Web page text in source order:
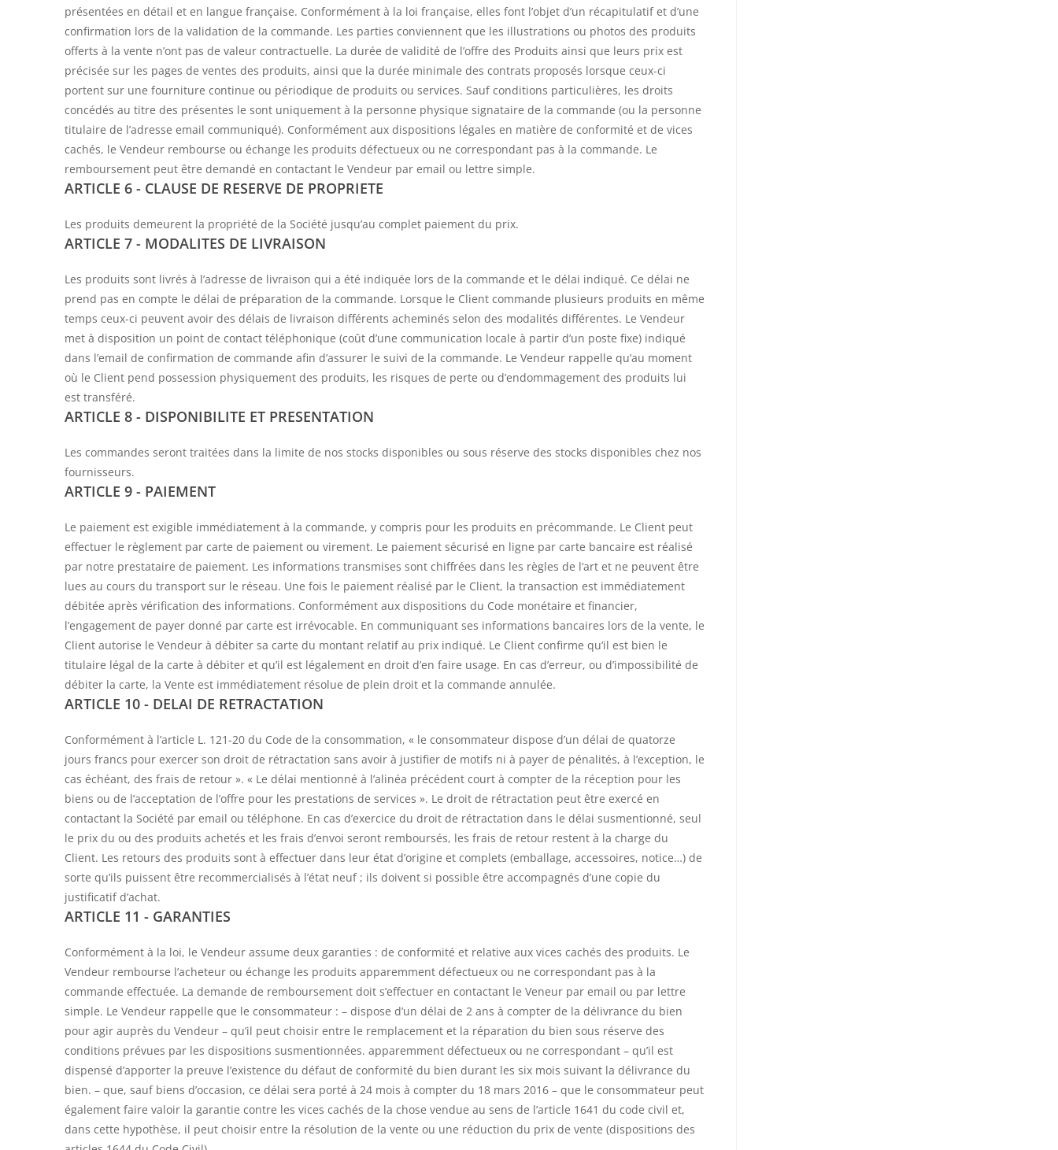
présentées en détail et en langue française. Conformément à la loi française, elles font l’objet d’un récapitulatif et d’une
confirmation lors de la validation de la commande. Les parties conviennent que les illustrations ou photos des produits
offerts à la vente n’ont pas de valeur contractuelle. La durée de validité de l’offre des Produits ainsi que leurs prix est
précisée sur les pages de ventes des produits, ainsi que la durée minimale des contrats proposés lorsque ceux-ci
portent sur une fourniture continue ou périodique de produits ou services. Sauf conditions particulières, les droits
concédés au titre des présentes le sont uniquement à la personne physique signataire de la commande (ou la personne
titulaire de l’adresse email communiqué). Conformément aux dispositions légales en matière de conformité et de vices
cachés, le Vendeur rembourse ou échange les produits défectueux ou ne correspondant pas à la commande. Le
remboursement peut être demandé en contactant le Vendeur par email ou lettre simple.
ARTICLE 6 - CLAUSE DE RESERVE DE PROPRIETE
Les produits demeurent la propriété de la Société jusqu’au complet paiement du prix.
ARTICLE 7 - MODALITES DE LIVRAISON
Les produits sont livrés à l’adresse de livraison qui a été indiquée lors de la commande et le délai indiqué. Ce délai ne
prend pas en compte le délai de préparation de la commande. Lorsque le Client commande plusieurs produits en même
temps ceux-ci peuvent avoir des délais de livraison différents acheminés selon des modalités différentes. Le Vendeur
met à disposition un point de contact téléphonique (coût d’une communication locale à partir d’un poste fixe) indiqué
dans l’email de confirmation de commande afin d’assurer le suivi de la commande. Le Vendeur rappelle qu’au moment
où le Client pend possession physiquement des produits, les risques de perte ou d’endommagement des produits lui
est transféré.
ARTICLE 8 - DISPONIBILITE ET PRESENTATION
Les commandes seront traitées dans la limite de nos stocks disponibles ou sous réserve des stocks disponibles chez nos
fournisseurs.
ARTICLE 9 - PAIEMENT
Le paiement est exigible immédiatement à la commande, y compris pour les produits en précommande. Le Client peut
effectuer le règlement par carte de paiement ou virement. Le paiement sécurisé en ligne par carte bancaire est réalisé
par notre prestataire de paiement. Les informations transmises sont chiffrées dans les règles de l’art et ne peuvent être
lues au cours du transport sur le réseau. Une fois le paiement réalisé par le Client, la transaction est immédiatement
débitée après vérification des informations. Conformément aux dispositions du Code monétaire et financier,
l’engagement de payer donné par carte est irrévocable. En communiquant ses informations bancaires lors de la vente, le
Client autorise le Vendeur à débiter sa carte du montant relatif au prix indiqué. Le Client confirme qu’il est bien le
titulaire légal de la carte à débiter et qu’il est légalement en droit d’en faire usage. En cas d’erreur, ou d’impossibilité de
débiter la carte, la Vente est immédiatement résolue de plein droit et la commande annulée.
ARTICLE 10 - DELAI DE RETRACTATION
Conformément à l’article L. 121-20 du Code de la consommation, « le consommateur dispose d’un délai de quatorze
jours francs pour exercer son droit de rétractation sans avoir à justifier de motifs ni à payer de pénalités, à l’exception, le
cas échéant, des frais de retour ». « Le délai mentionné à l’alinéa précédent court à compter de la réception pour les
biens ou de l’acceptation de l’offre pour les prestations de services ». Le droit de rétractation peut être exercé en
contactant la Société par email ou téléphone. En cas d’exercice du droit de rétractation dans le délai susmentionné, seul
le prix du ou des produits achetés et les frais d’envoi seront remboursés, les frais de retour restent à la charge du
Client. Les retours des produits sont à effectuer dans leur état d’origine et complets (emballage, accessoires, notice…) de
sorte qu’ils puissent être recommercialisés à l’état neuf ; ils doivent si possible être accompagnés d’une copie du
justificatif d’achat.
ARTICLE 11 - GARANTIES
Conformément à la loi, le Vendeur assume deux garanties : de conformité et relative aux vices cachés des produits. Le
Vendeur rembourse l’acheteur ou échange les produits apparemment défectueux ou ne correspondant pas à la
commande effectuée. La demande de remboursement doit s’effectuer en contactant le Veneur par email ou par lettre
simple. Le Vendeur rappelle que le consommateur : – dispose d’un délai de 2 ans à compter de la délivrance du bien
pour agir auprès du Vendeur – qu’il peut choisir entre le remplacement et la réparation du bien sous réserve des
conditions prévues par les dispositions susmentionnées. apparemment défectueux ou ne correspondant – qu’il est
dispensé d’apporter la preuve l’existence du défaut de conformité du bien durant les six mois suivant la délivrance du
bien. – que, sauf biens d’occasion, ce délai sera porté à 24 mois à compter du 18 mars 2016 – que le consommateur peut
également faire valoir la garantie contre les vices cachés de la chose vendue au sens de l’article 1641 du code civil et,
dans cette hypothèse, il peut choisir entre la résolution de la vente ou une réduction du prix de vente (dispositions des